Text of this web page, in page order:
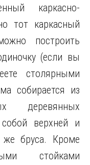
каркасно-
тот каркасный
построить
(если вы
столярными
собирается из
деревянных
верхней и
же бруса. Кроме
стойками